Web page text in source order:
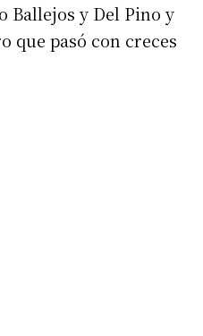
Ballejos y Del Pino y
que pasó con creces